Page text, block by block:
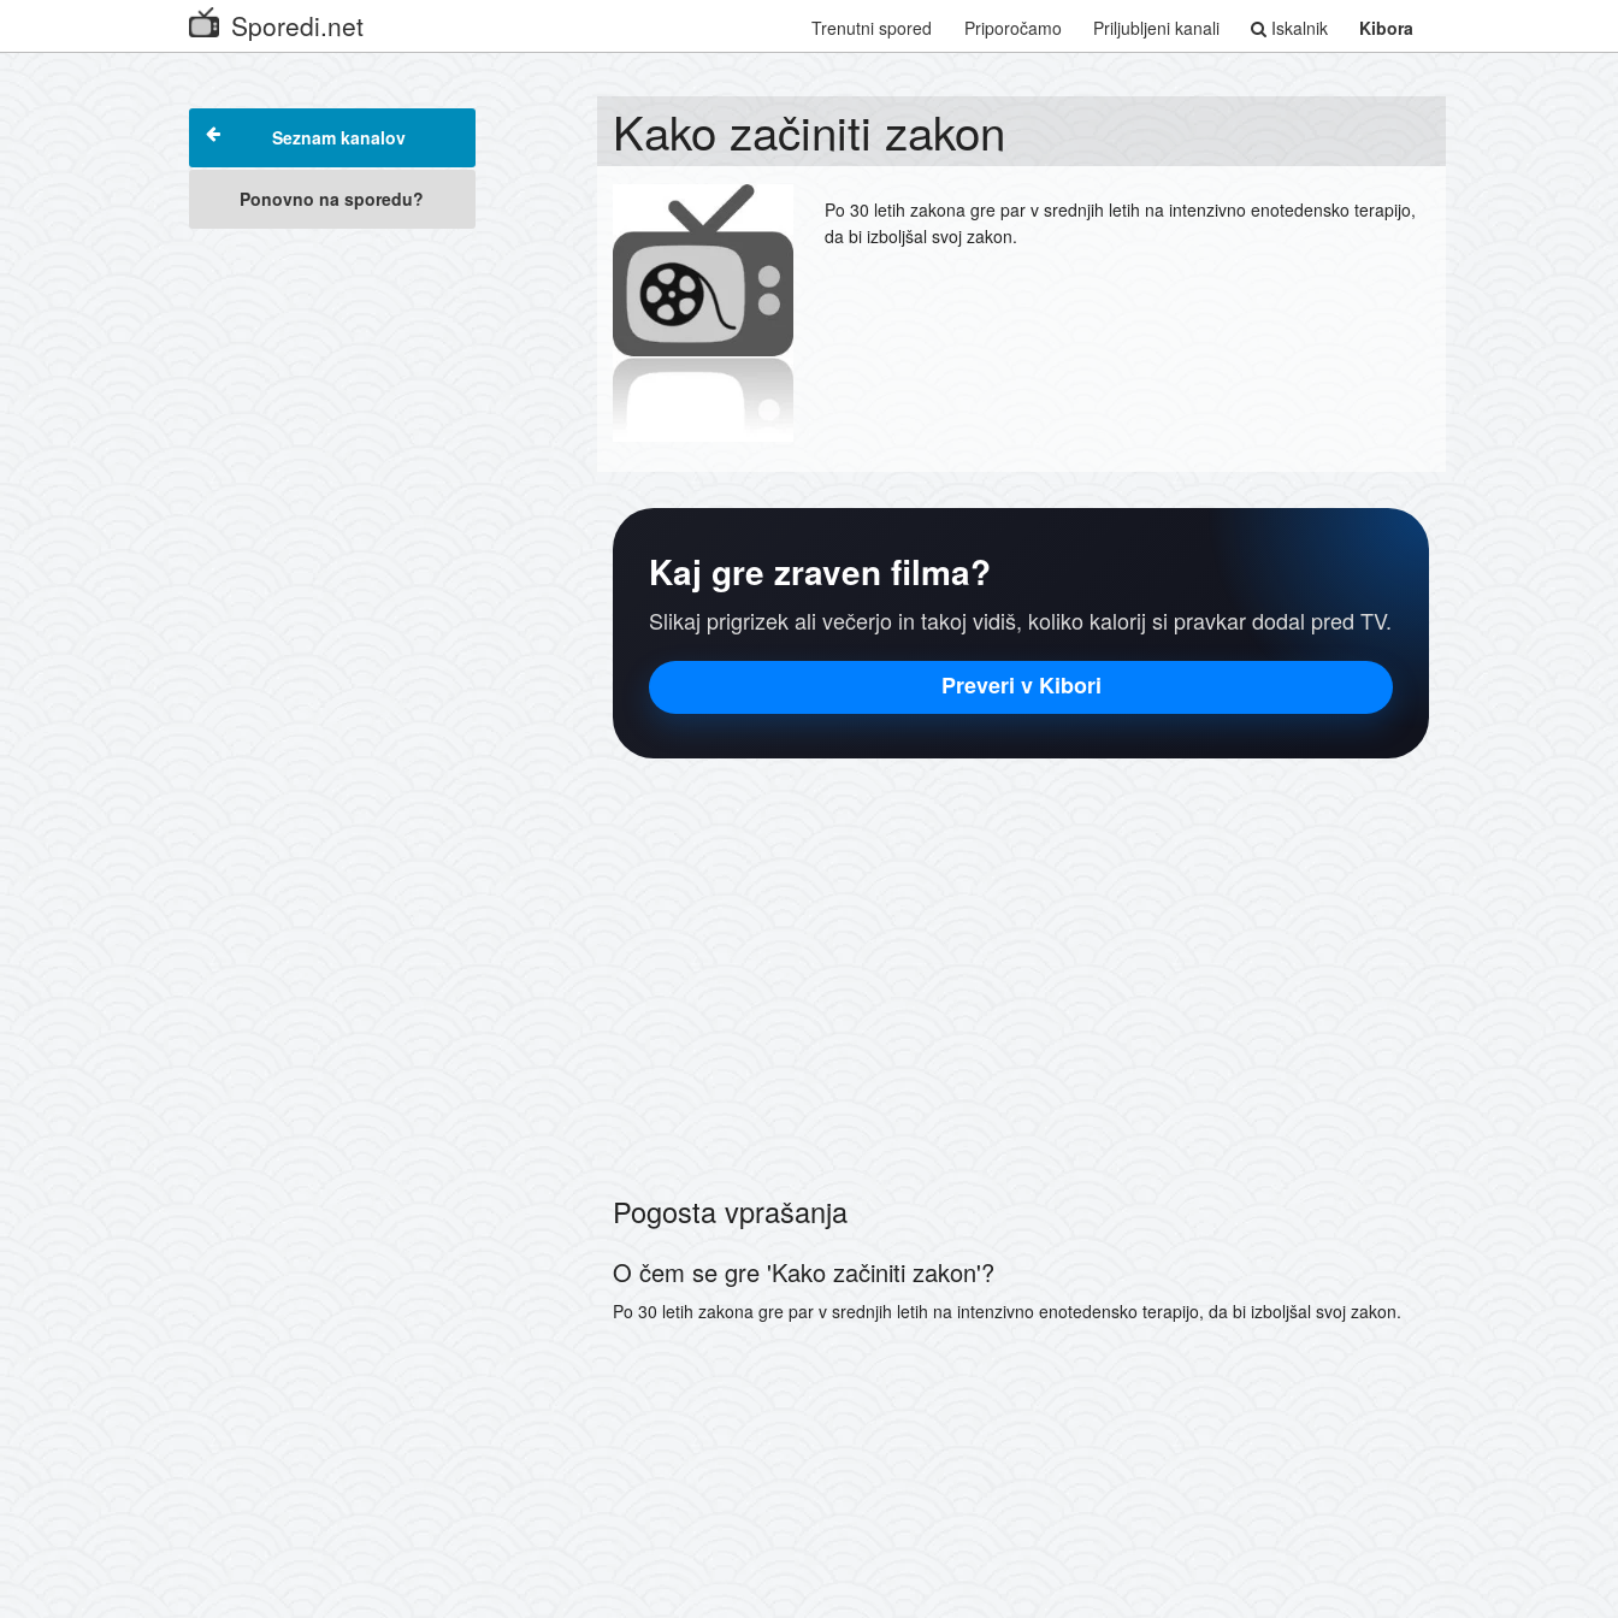
Sporedi.net Trenutni spored Priporočamo Priljubljeni kanali Iskalnik Kibora
Seznam kanalov
Ponovno na sporedu?
Kako začiniti zakon
Po 30 letih zakona gre par v srednjih letih na intenzivno enotedensko terapijo,
da bi izboljšal svoj zakon.
Kaj gre zraven filma?
Slikaj prigrizek ali večerjo in takoj vidiš, koliko kalorij si pravkar dodal pred TV.
Preveri v Kibori
Pogosta vprašanja
O čem se gre 'Kako začiniti zakon'?
Po 30 letih zakona gre par v srednjih letih na intenzivno enotedensko terapijo, da bi izboljšal svoj zakon.